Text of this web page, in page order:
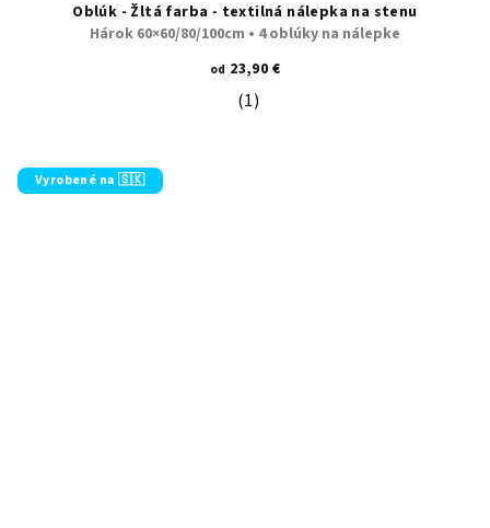
Oblúk - Žltá farba - textilná nálepka na stenu
Hárok 60×60/80/100cm • 4 oblúky na nálepke
od 23,90 €
Priemerné hodnotenie produktu
(1)
Vyrobené na 🇸🇰